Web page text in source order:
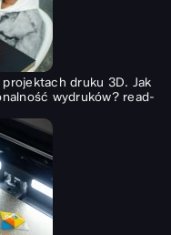
druku 3D. Jak
wydruków? read-